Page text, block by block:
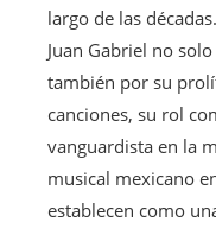
largo de las
Juan Gabriel no
también por su
canciones, su rol
vanguardista en la
musical mexicano
establecen como